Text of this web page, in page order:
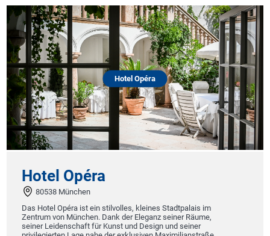
Hotel Opéra
Hotel Opéra
80538 München
Das Hotel Opéra ist ein stilvolles, kleines Stadtpalais im
Zentrum von München. Dank der Eleganz seiner Räume,
seiner Leidenschaft für Kunst und Design und seiner